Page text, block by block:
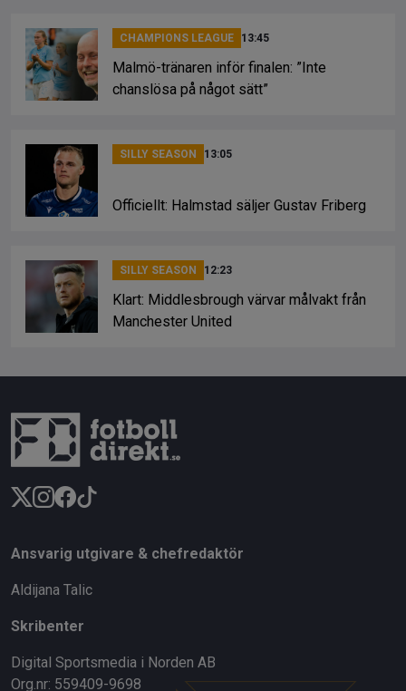
CHAMPIONS LEAGUE 13:45
Malmö-tränaren inför finalen: ”Inte
chanslösa på något sätt”
SILLY SEASON 13:05
Officiellt: Halmstad säljer Gustav Friberg
SILLY SEASON 12:23
Klart: Middlesbrough värvar målvakt från
Manchester United
Ansvarig utgivare & chefredaktör
Aldijana Talic
Skribenter
Digital Sportsmedia i Norden AB
Org.nr: 559409-9698